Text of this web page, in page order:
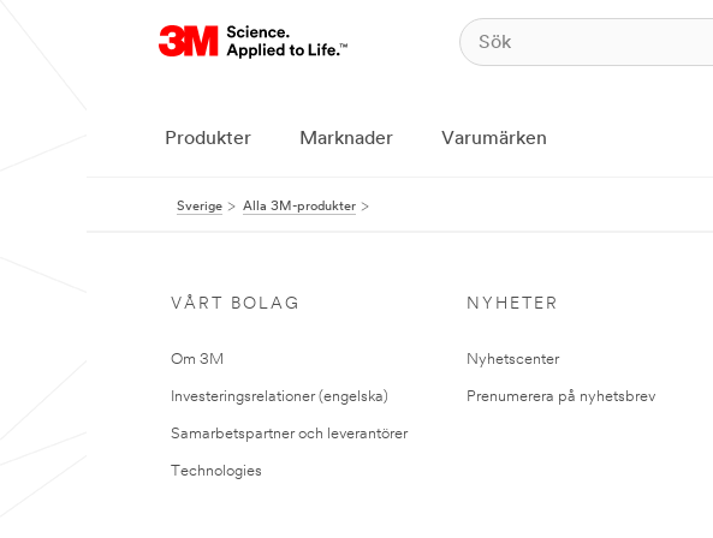
Produkter Marknader Varumärken
Sverige Alla 3M-produkter
VÅRT BOLAG
Om 3M
Investeringsrelationer (engelska)
Samarbetspartner och leverantörer
Technologies
NYHETER
Nyhetscenter
Prenumerera på nyhetsbrev